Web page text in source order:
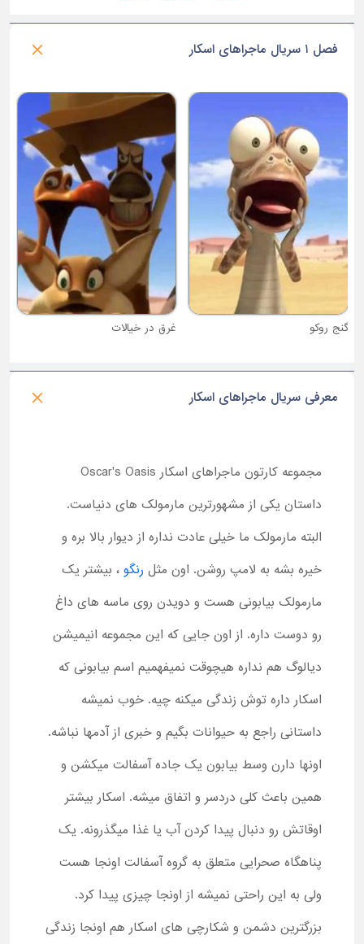
فصل ۱ سریال ماجراهای اسکار
گنج روکو غرق در خیالات
معرفی سریال ماجراهای اسکار
مجموعه کارتون ماجراهای اسکار Oscar's Oasis
داستان یکی از مشهورترین مارمولک های دنیاست.
البته مارمولک ما خیلی عادت نداره از دیوار بالا بره و
خیره بشه به لامپ روشن. اون مثل رنگو ، بیشتر یک
مارمولک بیابونی هست و دویدن روی ماسه های داغ
رو دوست داره. از اون جایی که این مجموعه انیمیشن
دیالوگ هم نداره هیچوقت نمیفهمیم اسم بیابونی که
اسکار داره توش زندگی میکنه چیه. خوب نمیشه
داستانی راجع به حیوانات بگیم و خبری از آدمها نباشه.
اونها دارن وسط بیابون یک جاده آسفالت میکشن و
همین باعث کلی دردسر و اتفاق میشه. اسکار بیشتر
اوقاتش رو دنبال پیدا کردن آب یا غذا میگذرونه. یک
پناهگاه صحرایی متعلق به گروه آسفالت اونجا هست
ولی به این راحتی نمیشه از اونجا چیزی پیدا کرد.
بزرگترین دشمن و شکارچی های اسکار هم اونجا زندگی